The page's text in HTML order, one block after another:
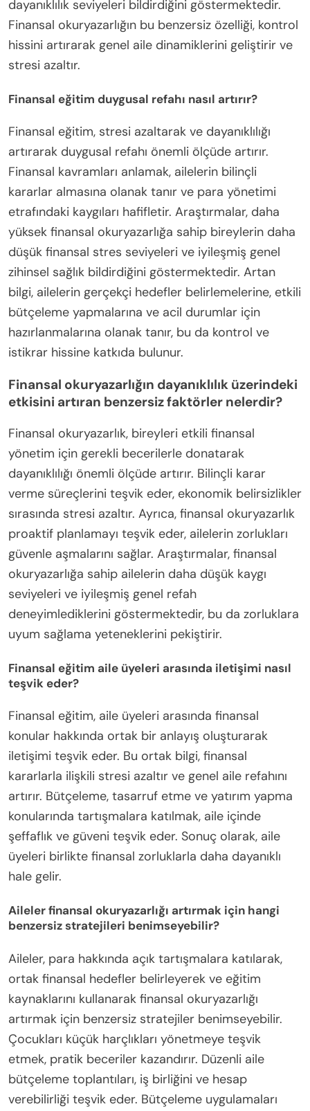
dayanıklılık seviyeleri bildirdiğini göstermektedir.
Finansal okuryazarlığın bu benzersiz özelliği, kontrol
hissini artırarak genel aile dinamiklerini geliştirir ve
stresi azaltır.
Finansal eğitim duygusal refahı nasıl artırır?
Finansal eğitim, stresi azaltarak ve dayanıklılığı
artırarak duygusal refahı önemli ölçüde artırır.
Finansal kavramları anlamak, ailelerin bilinçli
kararlar almasına olanak tanır ve para yönetimi
etrafındaki kaygıları hafifletir. Araştırmalar, daha
yüksek finansal okuryazarlığa sahip bireylerin daha
düşük finansal stres seviyeleri ve iyileşmiş genel
zihinsel sağlık bildirdiğini göstermektedir. Artan
bilgi, ailelerin gerçekçi hedefler belirlemelerine, etkili
bütçeleme yapmalarına ve acil durumlar için
hazırlanmalarına olanak tanır, bu da kontrol ve
istikrar hissine katkıda bulunur.
Finansal okuryazarlığın dayanıklılık üzerindeki
etkisini artıran benzersiz faktörler nelerdir?
Finansal okuryazarlık, bireyleri etkili finansal
yönetim için gerekli becerilerle donatarak
dayanıklılığı önemli ölçüde artırır. Bilinçli karar
verme süreçlerini teşvik eder, ekonomik belirsizlikler
sırasında stresi azaltır. Ayrıca, finansal okuryazarlık
proaktif planlamayı teşvik eder, ailelerin zorlukları
güvenle aşmalarını sağlar. Araştırmalar, finansal
okuryazarlığa sahip ailelerin daha düşük kaygı
seviyeleri ve iyileşmiş genel refah
deneyimlediklerini göstermektedir, bu da zorluklara
uyum sağlama yeteneklerini pekiştirir.
Finansal eğitim aile üyeleri arasında iletişimi nasıl
teşvik eder?
Finansal eğitim, aile üyeleri arasında finansal
konular hakkında ortak bir anlayış oluşturarak
iletişimi teşvik eder. Bu ortak bilgi, finansal
kararlarla ilişkili stresi azaltır ve genel aile refahını
artırır. Bütçeleme, tasarruf etme ve yatırım yapma
konularında tartışmalara katılmak, aile içinde
şeffaflık ve güveni teşvik eder. Sonuç olarak, aile
üyeleri birlikte finansal zorluklarla daha dayanıklı
hale gelir.
Aileler finansal okuryazarlığı artırmak için hangi
benzersiz stratejileri benimseyebilir?
Aileler, para hakkında açık tartışmalara katılarak,
ortak finansal hedefler belirleyerek ve eğitim
kaynaklarını kullanarak finansal okuryazarlığı
artırmak için benzersiz stratejiler benimseyebilir.
Çocukları küçük harçlıkları yönetmeye teşvik
etmek, pratik beceriler kazandırır. Düzenli aile
bütçeleme toplantıları, iş birliğini ve hesap
verebilirliği teşvik eder. Bütçeleme uygulamaları